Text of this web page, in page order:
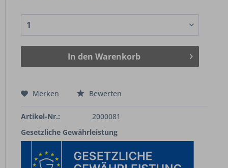
In den Warenkorb
Merken Bewerten
Artikel-Nr.:
2000081
Gesetzliche Gewährleistung